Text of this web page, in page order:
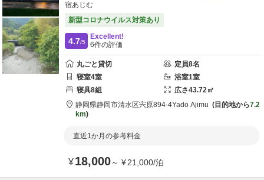
宿あじむ
新型コロナウイルス対策あり
4.7/5
Excellent!
6件の評価
丸ごと貸切 定員8名
寝室4室 浴室1室
寝具8組 広さ43.72㎡
静岡県静岡市清水区宍原894-4Yado Ajimu 目的地から7.2
km
直近1か月の参考料金
¥18,000～ ¥21,000/泊